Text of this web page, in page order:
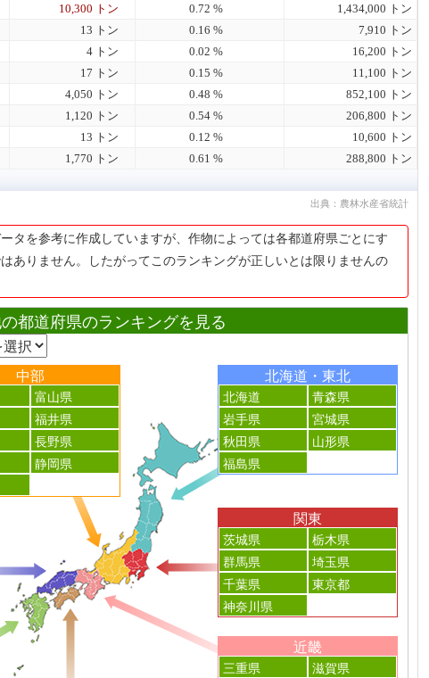
10,300 トン 0.72 %
1,434,000 トン
13 トン 0.16 %
7,910 トン
4 トン 0.02 %
16,200 トン
17 トン 0.15 %
11,100 トン
4,050 トン 0.48 %
852,100 トン
1,120 トン 0.54 %
206,800 トン
13 トン 0.12 %
10,600 トン
1,770 トン 0.61 % 288,800 トン
出典：農林水産省統計
タを参考に作成していますが、作物によっては各都道府県ごとにす
ありません。したがってこのランキングが正しいとは限りませんの
都道府県のランキングを見る
北海道・東北
北海道
青森県
岩手県
宮城県
秋田県
山形県
福島県
関東
茨城県
栃木県
群馬県
埼玉県
千葉県
東京都
神奈川県
中部
富山県
福井県
長野県
静岡県
近畿
三重県
滋賀県